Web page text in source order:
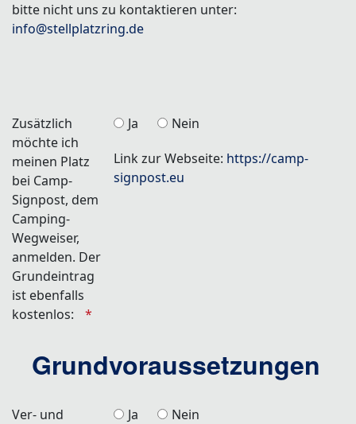
bitte nicht uns zu kontaktieren unter:
info@stellplatzring.de
Zusätzlich
möchte ich
meinen Platz
bei Camp-
Signpost, dem
Camping-
Wegweiser,
anmelden. Der
Grundeintrag
ist ebenfalls
kostenlos:
Ja
Nein
Link zur Webseite: https://camp-
signpost.eu
Grundvoraussetzungen
Ver- und
Ja Nein